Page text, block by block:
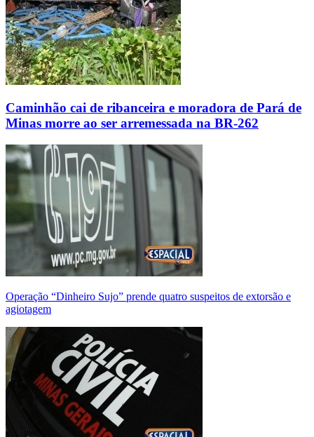
Caminhão cai de ribanceira e moradora de Pará de
Minas morre ao ser arremessada na BR-262
Operação “Dinheiro Sujo” prende quatro suspeitos de extorsão e
agiotagem